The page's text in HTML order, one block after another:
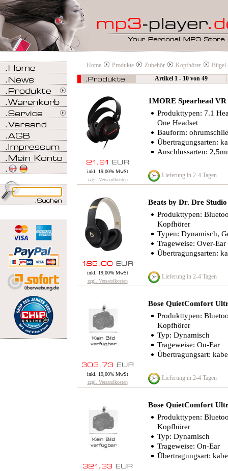
Home Produkte Zubehör Kopfhörer
Artikel 1 - 10 von 49
1MORE Spearhead
Produkttypen: 7.1
One Headset
Bauform:
Übertragungsarten:
Anschlussarten:
inkl. 19,00% MwSt
zzgl. Versandkosten
Lieferung in 2-4 Tagen
Beats by Dr. Dre
Produkttypen:
Kopfhörer
Typen: Dynamisch,
Trageweise: Over-Ear
Übertragungsarten:
inkl. 19,00% MwSt
zzgl. Versandkosten
Lieferung in 2-4 Tagen
Bose QuietComfort
Produkttypen:
Kopfhörer
Typ: Dynamisch
Trageweise: On-Ear
Übertragungsart:
inkl. 19,00% MwSt
zzgl. Versandkosten
Lieferung in 2-4 Tagen
Bose QuietComfort
Produkttypen:
Kopfhörer
Typ: Dynamisch
Trageweise: On-Ear
Übertragungsart: